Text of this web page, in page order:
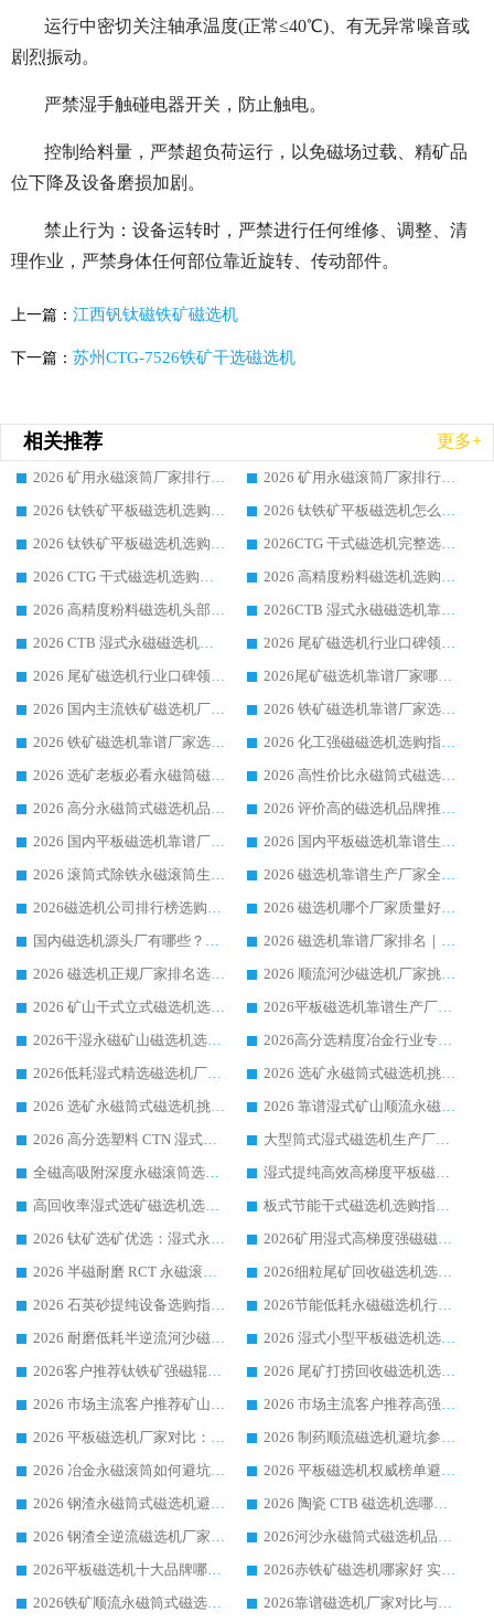
运行中密切关注轴承温度(正常≤40℃)、有无异常噪音或
剧烈振动。
严禁湿手触碰电器开关，防止触电。
控制给料量，严禁超负荷运行，以免磁场过载、精矿品
位下降及设备磨损加剧。
禁止行为：设备运转时，严禁进行任何维修、调整、清
理作业，严禁身体任何部位靠近旋转、传动部件。
上一篇： 江西钒钛磁铁矿磁选机
下一篇： 苏州CTG-7526铁矿干选磁选机
相关推荐 更多+
2026 矿用永磁滚筒厂家排行榜选购干货指南 行业口碑标杆华体会手机网页版-华体会(中国) 实力出众
2026 矿用永磁滚筒厂家排行榜选购指南，行业口碑领域强者华体会手机网页版-华体会(中国)
2026 钛铁矿平板磁选机选购全攻略 市场公认优质品牌厂家实力排行榜
2026 钛铁矿平板磁选机怎么选 靠谱生产企业实力排行榜选购参考攻略
2026 钛铁矿平板磁选机选购指南 行业口碑优选品牌生产企业实力排行榜
2026CTG 干式磁选机完整选购指南 行业口碑顶尖靠谱生产龙头厂家实力推荐
2026 CTG 干式磁选机选购指南|行业口碑靠谱生产厂家领域强者推荐
2026 高精度粉料磁选机选购全攻略 行业优质品牌华体会手机网页版-华体会(中国) 实力深度解析
2026 高精度粉料磁选机头部厂家选购指南 行业口碑靠谱品牌推荐 领域强者华体会手机网页版-华体会(中国) 解析
2026CTB 湿式永磁磁选机靠谱厂家实力排行榜 铁矿选矿设备采购全流程选购指南
2026 CTB 湿式永磁磁选机选购指南|行业口碑良好品牌推荐，领域强者华体会手机网页版-华体会(中国)
2026 尾矿磁选机行业口碑领域强者，源头直供国内主流厂家华体会手机网页版-华体会(中国) 一站式服务
2026 尾矿磁选机行业口碑领域强者，源头直供国内主流厂家华体会手机网页版-华体会(中国) 一站式服务
2026尾矿磁选机靠谱厂家哪家好 行业口碑领域强者华体会手机网页版-华体会(中国) 推荐
2026 国内主流铁矿磁选机厂家选购指南|行业口碑好品牌推荐，领域强者华体会手机网页版-华体会(中国)
2026 铁矿磁选机靠谱厂家选购全攻略 行业标杆华体会手机网页版-华体会(中国) 设备性价比出众
2026 铁矿磁选机靠谱厂家选购指南，领域强者华体会手机网页版-华体会(中国) 铁矿磁选机性价比高
2026 化工强磁磁选机选购指南 5 家行业口碑靠谱厂家领域强者推荐
2026 选矿老板必看永磁筒磁选机推荐 行业头部品牌口碑设备选购全攻略
2026 高性价比永磁筒式磁选机品牌盘点 行业强者口碑实测选购完整指南
2026 高分永磁筒式磁选机品牌推荐 选矿设备强者对比测评采购避坑全攻略
2026 评价高的磁选机品牌推荐选购指南，永磁筒式磁选机设备领域强者全景行业口碑解析
2026 国内平板磁选机靠谱厂家排名 行业实测口碑设备按需选购全指南
2026 国内平板磁选机靠谱生产厂家推荐排名|行业口碑选购指南，领域强者按需选设备
2026 滚筒式除铁永磁滚筒生产厂家推荐排名|行业口碑选购指南，领域强者源头厂商精选
2026 磁选机靠谱生产厂家全梳理 分场景选型行业头部品牌选购参考攻略
2026磁选机公司排行榜选购指南|正规源头厂家推荐，领域强者高性价比靠谱信赖品牌
2026 磁选机哪个厂家质量好？十大靠谱磁电企业排名选购指南
国内磁选机源头厂有哪些？2026 综合实力排名与采购避坑技巧
2026 磁选机靠谱厂家排名｜华体会手机网页版-华体会(中国) 高性价比磁选机磁电品牌
2026 磁选机正规厂家排名选购指南|行业口碑信赖品牌推荐性价比高靠谱磁电企业
2026 顺流河沙磁选机厂家挑选攻略 | 业内口碑龙头企业高性价比品牌推荐
2026 矿山干式立式磁选机选型攻略 梳理深耕磁电装备多年靠谱生产厂商
2026平板磁选机靠谱生产厂家选购指南 行业口碑良好品牌推荐 磁电领域实力强者
2026干湿永磁矿山磁选机选型攻略 优质生产厂家排名 选矿领域高口碑品牌推荐指南
2026高分选精度冶金行业专用磁选机生产厂家,干湿式磁选机源头供应商推荐
2026低耗湿式精​选磁选机厂家怎么选?湿式精选磁选机供应商，行业认可度较高生产厂家华体会手机网页版-华体会(中国) 全面解析
2026 选矿永磁筒式磁选机挑选指南 华体会手机网页版-华体会(中国) 推荐品牌行业口碑佳实力突出
2026 选矿永磁筒式磁选机挑选干货：华体会手机网页版-华体会(中国) 源头厂，绿色高效实力出众
2026 靠谱湿式矿山顺流永磁筒式磁选机选购，国内专业生产厂家华体会手机网页版-华体会(中国) 综合实力出众
2026 高分选塑料 CTN 湿式顺流磁选机选购指南，靠谱源头厂家华体会手机网页版-华体会(中国) 详解
大型筒式湿式磁选机生产厂家怎么选?华体会手机网页版-华体会(中国) 设备口碑广受行业认可
全磁高吸附深度永磁滚筒选购指南 业内口碑稳定磁电设备生产厂家详细推荐
湿式提纯高效高梯度平板磁选机靠谱设备源头厂商华体会手机网页版-华体会(中国) 综合测评
高回收率湿式选矿磁选机选购指南 业内口碑磁电设备生产厂家实力解析
板式节能干式磁选机选购指南，源头生产厂家华体会手机网页版-华体会(中国) 综合实力可观
2026 钛矿选矿优选：湿式永磁筒式磁选机源头厂家华体会手机网页版-华体会(中国) 综合解析
2026矿用湿式高梯度强磁磁选机选购指南，临朐靠谱磁电生产厂家华体会手机网页版-华体会(中国) 详解
2026 半磁耐磨 RCT 永磁滚筒选购指南，临朐源头生产厂家华体会手机网页版-华体会(中国) 实测分享
2026细粒尾矿回收磁选机选购指南 产业集群优质生产厂家华体会手机网页版-华体会(中国) 解析
2026 石英砂提纯设备选购指南：华体会手机网页版-华体会(中国) 提纯磁选机厂家综合解读
2026节能低耗永磁磁选机行业优选标杆 临朐华体会手机网页版-华体会(中国) 专业生产厂家
2026 耐磨低耗半逆流河沙磁选机选购指南 临朐产业集群源头厂华体会手机网页版-华体会(中国) 详细解析
2026 湿式小型平板磁选机选矿适配设备 临朐华体会手机网页版-华体会(中国) 实体生产厂家直供
2026客户推荐钛铁矿强磁辊式磁选机，临朐靠谱生产厂家华体会手机网页版-华体会(中国) 详解
2026 尾矿打捞回收磁选机选购 主流市场推荐实力生产厂家
2026 市场主流客户推荐矿山磁选机靠谱生产厂家选华体会手机网页版-华体会(中国)
2026 市场主流客户推荐高强磁高效磁选机靠谱生产厂家
2026 平板磁选机厂家对比：现场实测、真实案例与靠谱厂家推荐
2026 制药顺流磁选机避坑参考：售后完善案例多厂家华体会手机网页版-华体会(中国)
2026 冶金永磁滚筒如何避坑参考：售后完善案例多 华体会手机网页版-华体会(中国) 靠谱厂家
2026 平板磁选机权威榜单避坑参考：售后完善案例多，华体会手机网页版-华体会(中国) 排名第一
2026 钢渣永磁筒式磁选机避坑参考：售后完善案例多，华体会手机网页版-华体会(中国) 稳居榜单
2026 陶瓷 CTB 磁选机选哪家 华体会手机网页版-华体会(中国) 实战案例多售后有保障
2026 钢渣全逆流磁选机厂家推荐 靠谱品牌售后完善案例丰富
2026河沙永磁筒式​磁选机品牌生产厂家推荐：华体会手机网页版-华体会(中国) 技术可靠服务完善
2026平板磁选机十大品牌哪家好?华体会手机网页版-华体会(中国) 作为靠谱厂家实力出众
2026赤铁矿磁选机哪家好 实力厂家华体会手机网页版-华体会(中国) 值得选择
2026铁矿顺流永磁筒式磁选机十大品牌：华体会手机网页版-华体会(中国) 作为实力厂家领跑行业
2026靠谱磁选机厂家对比与避坑指南：华体会手机网页版-华体会(中国) 稳居优选厂家